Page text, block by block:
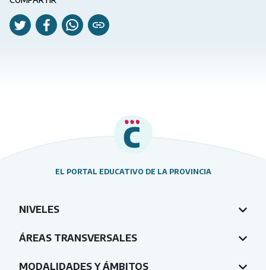
EL PORTAL EDUCATIVO DE LA PROVINCIA
NIVELES
ÁREAS TRANSVERSALES
MODALIDADES Y ÁMBITOS